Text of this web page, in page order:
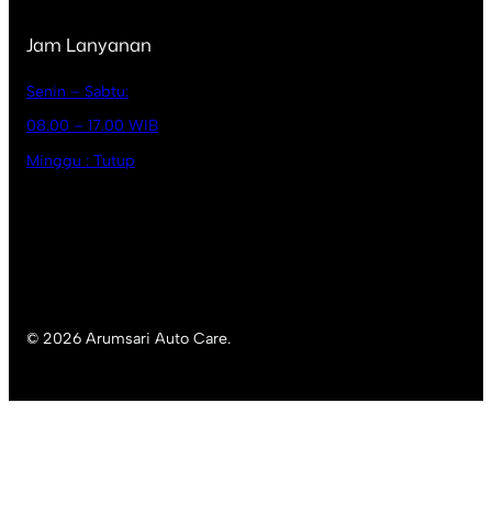
Jam Lanyanan
Senin – Sabtu:
08.00 – 17.00 WIB
Minggu : Tutup
© 2026 Arumsari Auto Care.